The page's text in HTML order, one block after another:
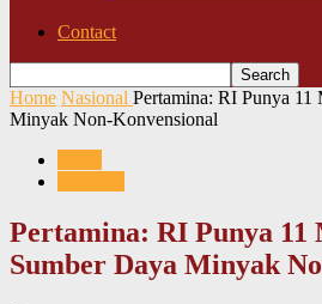
Contact
Home Nasional Pertamina: RI Punya
Minyak Non-Konvensional
Pertamina: RI Punya
Sumber Daya Minyak